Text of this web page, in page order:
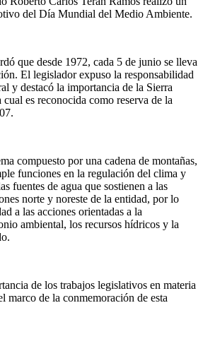
del Día Mundial del Medio Ambiente.
que desde 1972, cada 5 de junio se lleva
El legislador expuso la responsabilidad
y destacó la importancia de la Sierra
es reconocida como reserva de la
compuesto por una cadena de montañas,
funciones en la regulación del clima y
fuentes de agua que sostienen a las
norte y noreste de la entidad, por lo
a las acciones orientadas a la
ambiental, los recursos hídricos y la
de los trabajos legislativos en materia
marco de la conmemoración de esta